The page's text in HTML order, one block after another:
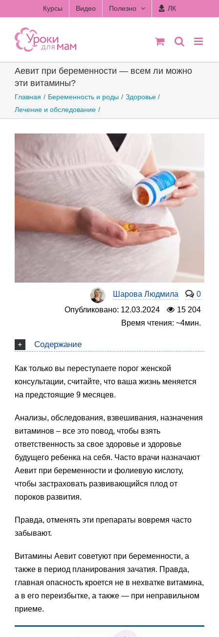
to
content
Курсы Видео Полезно ЛК
Аевит при беременности — всем ли можно
эти витамины?
Главная Беременность и роды
Здоровье
Лечение и обследование
Шарова Людмила
0
Опубликовано: 12.03.2024
15 204
Время чтения: ~4мин.
Содержание
Как только вы переступаете порог женской
консультации, считайте, что ваша жизнь меняется
на предстоящие 9 месяцев.
Анализы, обследования, взвешивания, назначения
витаминов – все это повод, чтобы взять
ответственность за свое здоровье и здоровье
будущего ребенка на себя. Часто врачи назначают
Аевит при беременности и фолиевую кислоту,
чтобы застраховать развивающийся плод от
пороков развития.
Правда, отменять эти препараты вовремя часто
забывают.
Витамины Аевит советуют при беременности, а
также в период планирования зачатия. Правда,
главная опасность кроется не в нехватке витамина,
а в его переизбытке, а также — при неправильном
приеме.